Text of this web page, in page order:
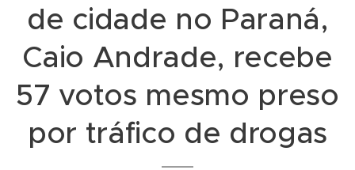
de cidade no Paraná,
Caio Andrade, recebe
57 votos mesmo preso
por tráfico de drogas